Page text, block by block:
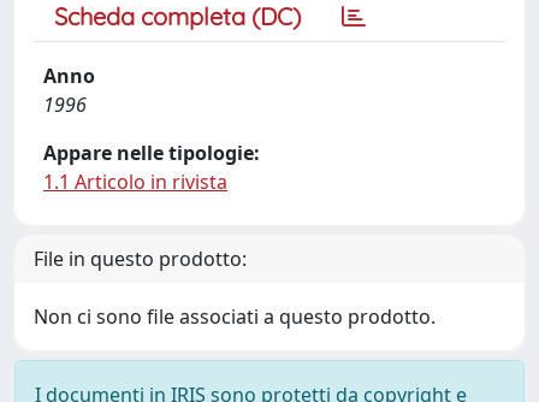
Scheda completa (DC)
Anno
1996
Appare nelle tipologie:
1.1 Articolo in rivista
File in questo prodotto:
Non ci sono file associati a questo prodotto.
I documenti in IRIS sono protetti da copyright e